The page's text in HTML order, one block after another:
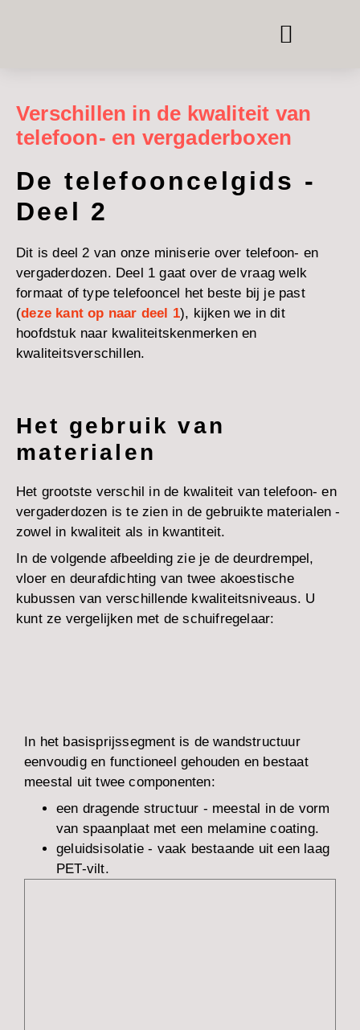
Verschillen in de kwaliteit van
telefoon- en vergaderboxen
De telefooncelgids -
Deel 2
Dit is deel 2 van onze miniserie over telefoon- en
vergaderdozen. Deel 1 gaat over de vraag welk
formaat of type telefooncel het beste bij je past
(deze kant op naar deel 1), kijken we in dit
hoofdstuk naar kwaliteitskenmerken en
kwaliteitsverschillen.
Het gebruik van
materialen
Het grootste verschil in de kwaliteit van telefoon- en
vergaderdozen is te zien in de gebruikte materialen -
zowel in kwaliteit als in kwantiteit.
In de volgende afbeelding zie je de deurdrempel,
vloer en deurafdichting van twee akoestische
kubussen van verschillende kwaliteitsniveaus. U
kunt ze vergelijken met de schuifregelaar:
In het basisprijssegment is de wandstructuur
eenvoudig en functioneel gehouden en bestaat
meestal uit twee componenten:
een dragende structuur - meestal in de vorm
van spaanplaat met een melamine coating.
geluidsisolatie - vaak bestaande uit een laag
PET-vilt.